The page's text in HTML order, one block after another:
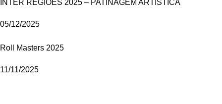
INTER REGIÕES 2025 – PATINAGEM ARTÍSTICA
05/12/2025
Roll Masters 2025
11/11/2025